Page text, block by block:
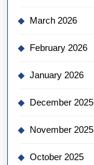
March 2026
February 2026
January 2026
December 2025
November 2025
October 2025